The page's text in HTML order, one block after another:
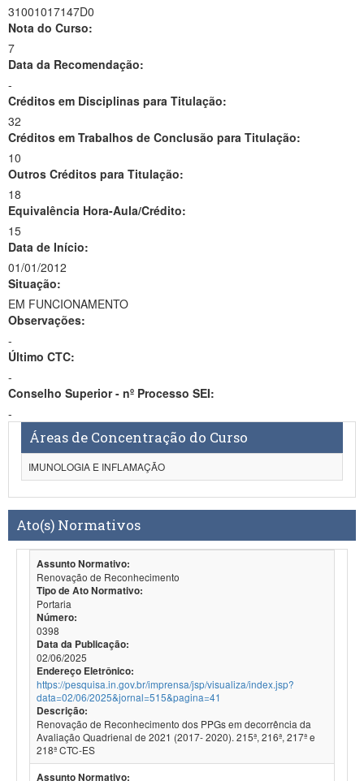
31001017147D0
Nota do Curso:
7
Data da Recomendação:
-
Créditos em Disciplinas para Titulação:
32
Créditos em Trabalhos de Conclusão para Titulação:
10
Outros Créditos para Titulação:
18
Equivalência Hora-Aula/Crédito:
15
Data de Início:
01/01/2012
Situação:
EM FUNCIONAMENTO
Observações:
-
Último CTC:
-
Conselho Superior - nº Processo SEI:
-
Áreas de Concentração do Curso
IMUNOLOGIA E INFLAMAÇÃO
Ato(s) Normativos
Assunto Normativo:
Renovação de Reconhecimento
Tipo de Ato Normativo:
Portaria
Número:
0398
Data da Publicação:
02/06/2025
Endereço Eletrônico:
https://pesquisa.in.gov.br/imprensa/jsp/visualiza/index.jsp?
data=02/06/2025&jornal=515&pagina=41
Descrição:
Renovação de Reconhecimento dos PPGs em decorrência da
Avaliação Quadrienal de 2021 (2017- 2020). 215ª, 216ª, 217ª e
218ª CTC-ES
Assunto Normativo: